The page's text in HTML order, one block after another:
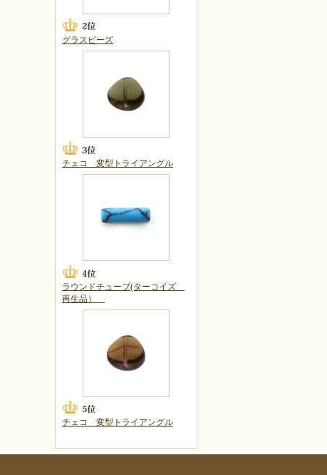
グラスビーズ
チェコ 変型トライアングル
ラウンドチューブ(ターコイズ
再生品）
チェコ 変型トライアングル